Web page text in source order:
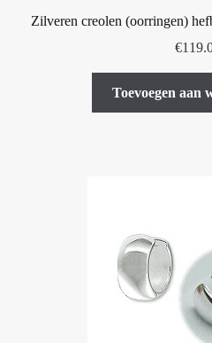
Zilveren creolen (oorringen)
€
Toevoegen aan